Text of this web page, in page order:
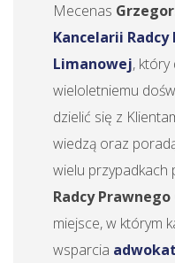
Mecenas
Kancelarii
Limanowej, który
wieloletniemu
dzielić się z
wiedzą oraz
wielu przypadkach
Radcy
miejsce, w którym
wsparcia